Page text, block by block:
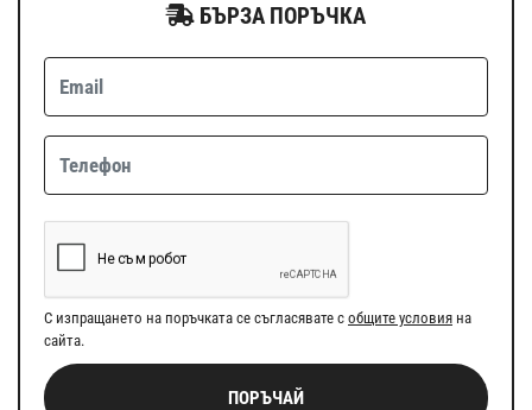
БЪРЗА ПОРЪЧКА
С изпращането на поръчката се съгласявате с общите условия на
сайта.
ПОРЪЧАЙ